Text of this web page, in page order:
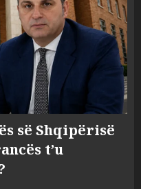
së Shqipërisë
t’u